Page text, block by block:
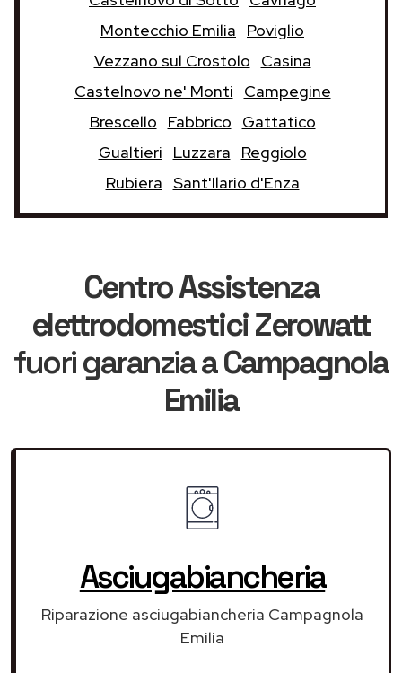
Montecchio Emilia
Poviglio
Vezzano sul Crostolo
Casina
Castelnovo ne' Monti
Campegine
Brescello
Fabbrico
Gattatico
Gualtieri
Luzzara
Reggiolo
Rubiera Sant'Ilario d'Enza
Centro Assistenza
elettrodomestici Zerowatt
fuori garanziaa Campagnola
Emilia
Asciugabiancheria
Riparazione asciugabiancheria Campagnola
Emilia